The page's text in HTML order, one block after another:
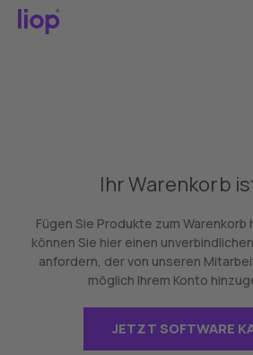
Bitte wählen Sie Ihre Region, um
Ihr Warenkorb
Fügen Sie Produkte zum Warenkorb
können Sie hier einen
anfordern, der von unseren
möglich Ihrem Konto
JETZT SOFTWARE